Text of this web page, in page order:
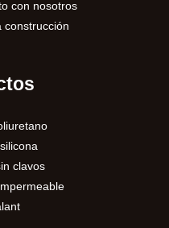
con nosotros
construcción
clavos